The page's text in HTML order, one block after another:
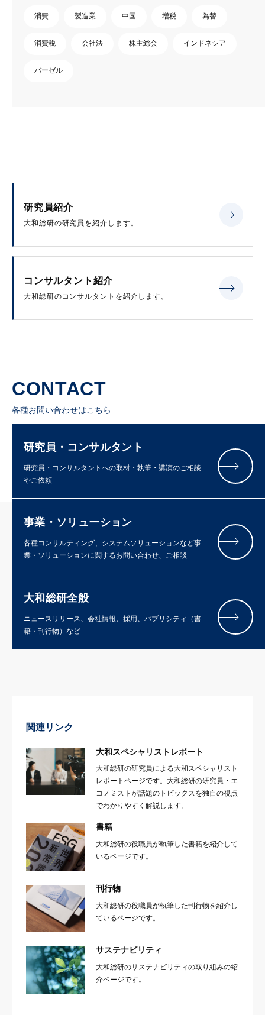
消費 製造業 中国 増税 為替
消費税 会社法 株主総会 インドネシア
バーゼル
研究員紹介
大和総研の研究員を紹介します。
コンサルタント紹介
大和総研のコンサルタントを紹介します。
CONTACT
各種お問い合わせはこちら
研究員・コンサルタント
研究員・コンサルタントへの取材・執筆・講演のご相談
やご依頼
事業・ソリューション
各種コンサルティング、システムソリューションなど事
業・ソリューションに関するお問い合わせ、ご相談
大和総研全般
ニュースリリース、会社情報、採用、パブリシティ（書
籍・刊行物）など
関連リンク
大和スペシャリストレポート
大和総研の研究員による大和スペシャリスト
レポートページです。大和総研の研究員・エ
コノミストが話題のトピックスを独自の視点
でわかりやすく解説します。
書籍
大和総研の役職員が執筆した書籍を紹介して
いるページです。
刊行物
大和総研の役職員が執筆した刊行物を紹介し
ているページです。
サステナビリティ
大和総研のサステナビリティの取り組みの紹
介ページです。